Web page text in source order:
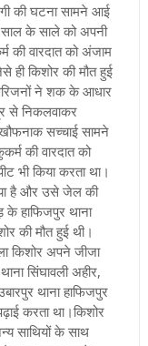
की घटना सामने आई
के साले को अपनी
की वारदात को अंजाम
ही किशोर की मौत हुई
ने शक के आधार
से निकलवाकर
सच्चाई सामने
की वारदात को
भी किया करता था।
है और उसे जेल की
के हाफिजपुर थाना
की मौत हुई थी।
किशोर अपने जीजा
सिंघावली अहीर,
थाना हाफिजपुर
करता था।किशोर
साथियों के साथ